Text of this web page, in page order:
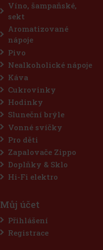
Víno, šampaňské,
sekt
Aromatizované
nápoje
Pivo
Nealkoholické nápoje
Káva
Cukrovinky
Hodinky
Sluneční brýle
Vonné svíčky
Pro děti
Zapalovače Zippo
Doplňky & Sklo
Hi-Fi elektro
Můj účet
Přihlášení
Registrace